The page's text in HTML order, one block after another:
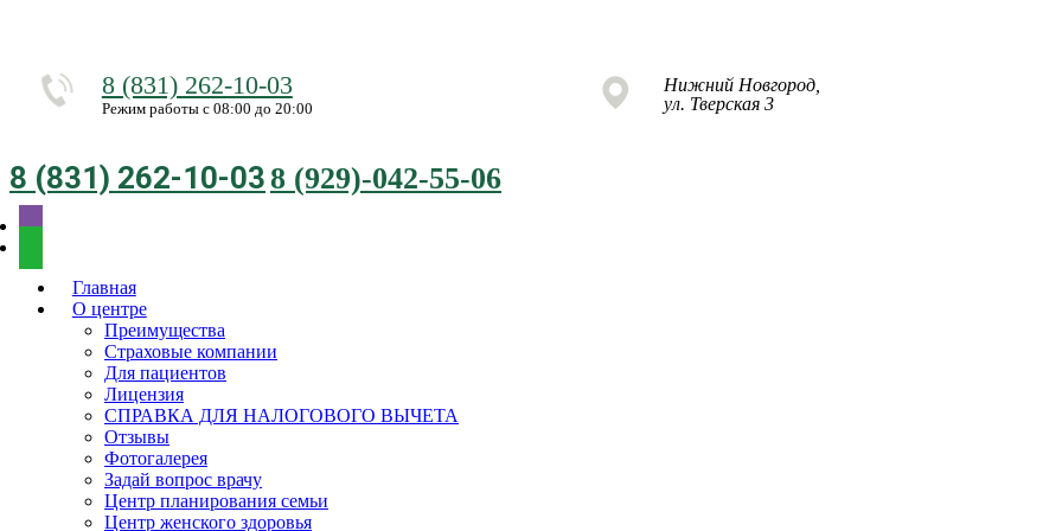
8 (831) 262-10-03
Режим работы с 08:00 до 20:00
Нижний Новгород,
ул. Тверская 3
8 (831) 262-10-038 (929)-042-55-06
Главная
О центре
Преимущества
Страховые компании
Для пациентов
Лицензия
СПРАВКА ДЛЯ НАЛОГОВОГО ВЫЧЕТА
Отзывы
Фотогалерея
Задай вопрос врачу
Центр планирования семьи
Центр женского здоровья